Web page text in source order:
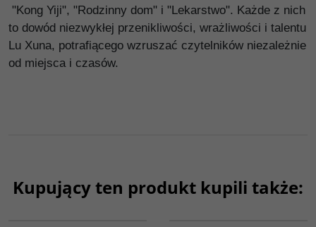
"Kong Yiji", "Rodzinny dom" i "Lekarstwo". Każde z nich
to dowód niezwykłej przenikliwości, wrażliwości i talentu
Lu Xuna, potrafiącego wzruszać czytelników niezależnie
od miejsca i czasów.
Kupujący ten produkt kupili także: